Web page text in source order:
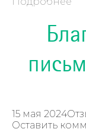
15 мая 2024
Оставить